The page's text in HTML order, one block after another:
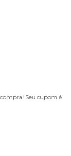
Seu cupom é